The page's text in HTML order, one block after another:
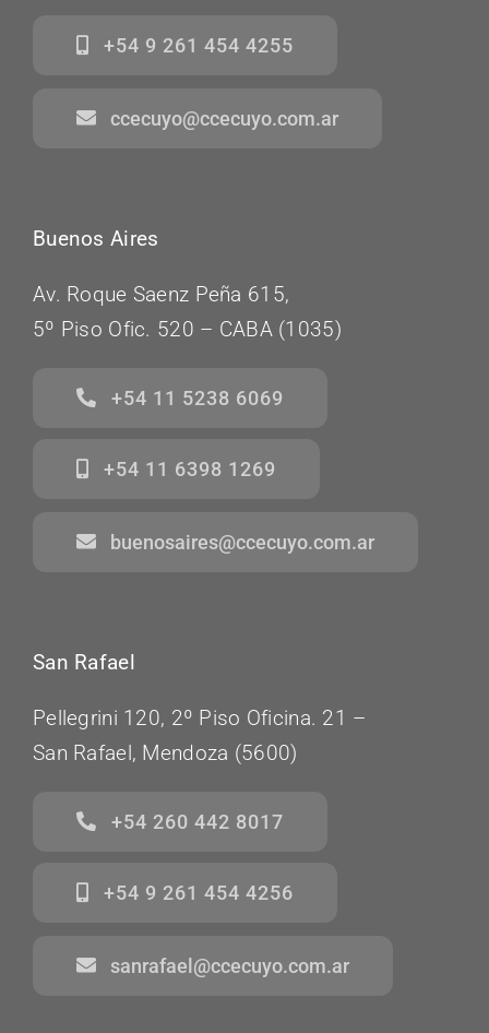
+54 9 261 454 4255
ccecuyo@ccecuyo.com.ar
Buenos Aires
Av. Roque Saenz Peña 615,
5º Piso Ofic. 520 – CABA (1035)
+54 11 5238 6069
+54 11 6398 1269
buenosaires@ccecuyo.com.ar
San Rafael
Pellegrini 120, 2º Piso Oficina. 21 –
San Rafael, Mendoza (5600)
+54 260 442 8017
+54 9 261 454 4256
sanrafael@ccecuyo.com.ar